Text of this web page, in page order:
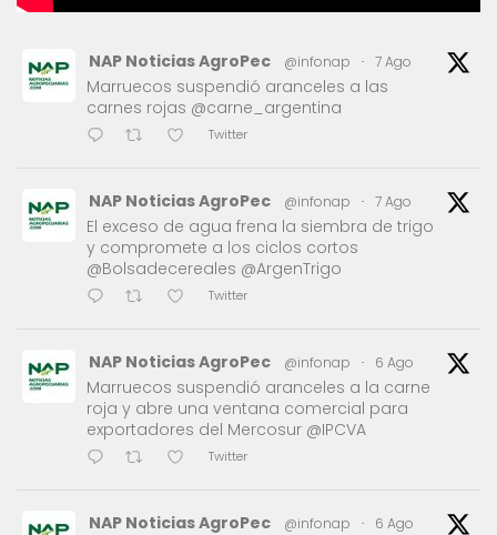
NAP Noticias AgroPec @infonap · 7 Ago
Marruecos suspendió aranceles a las
carnes rojas @carne_argentina
Twitter
NAP Noticias AgroPec @infonap · 7 Ago
El exceso de agua frena la siembra de trigo
y compromete a los ciclos cortos
@Bolsadecereales @ArgenTrigo
Twitter
NAP Noticias AgroPec @infonap · 6 Ago
Marruecos suspendió aranceles a la carne
roja y abre una ventana comercial para
exportadores del Mercosur @IPCVA
Twitter
NAP Noticias AgroPec @infonap · 6 Ago